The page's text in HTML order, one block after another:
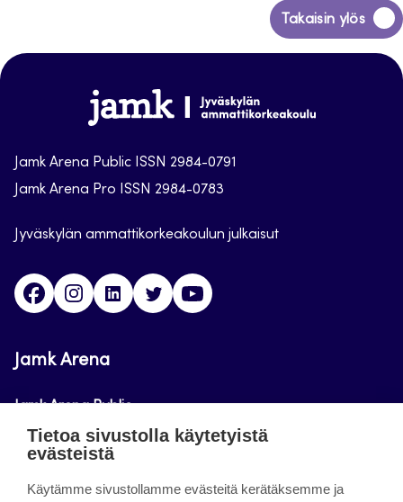
Takaisin ylös
Siirry
takaisin
Jamk
Arena
Jamk Arena Public ISSN 2984-0791
Jamk Arena Pro ISSN 2984-0783
Jyväskylän ammattikorkeakoulun julkaisut
FacebookInstagramLinkedinTwitter
Jamk Arena
Jamk Arena Public
Jamk Arena Pro
Tietoa sivustolla käytetyistä
evästeistä
Käytämme sivustollamme evästeitä kerätäksemme ja